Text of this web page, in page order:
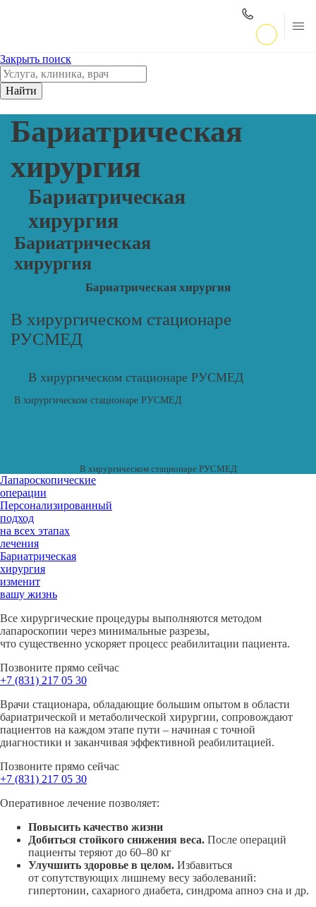
Закрыть поиск
Найти
Бариатрическая
хирургия
Бариатрическая
хирургия
Бариатрическая
хирургия
Бариатрическая хирургия
В хирургическом стационаре
РУСМЕД
В хирургическом стационаре РУСМЕД
В хирургическом стационаре РУСМЕД
В хирургическом стационаре РУСМЕД
Лапароскопические
операции
Персонализированный
подход
на всех этапах
лечения
Бариатрическая
хирургия
изменит
вашу жизнь
Все хирургические процедуры выполняются методом
лапароскопии через минимальные разрезы,
что существенно ускоряет процесс реабилитации пациента.
Позвоните прямо сейчас
+7 (831) 217 05 30
Врачи стационара, обладающие большим опытом в области
бариатрической и метаболической хирургии, сопровождают
пациентов на каждом этапе пути – начиная с точной
диагностики и заканчивая эффективной реабилитацией.
Позвоните прямо сейчас
+7 (831) 217 05 30
Оперативное лечение позволяет:
Повысить качество жизни
Добиться стойкого снижения веса. После операций
пациенты теряют до 60–80 кг
Улучшить здоровье в целом. Избавиться
от сопутствующих лишнему весу заболеваний:
гипертонии, сахарного диабета, синдрома апноэ сна и др.